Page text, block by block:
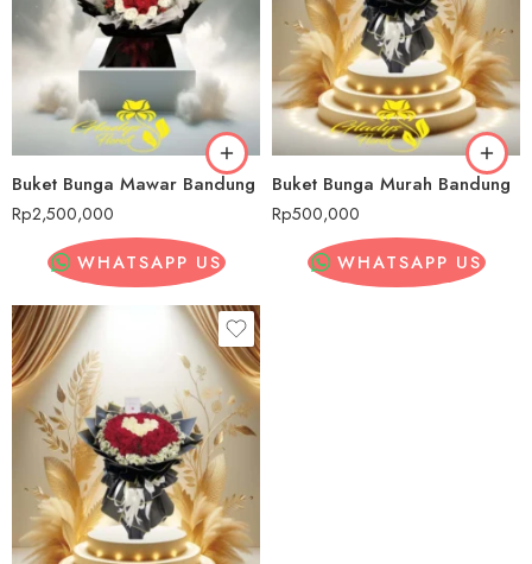
Buket Bunga Mawar Bandung
Rp2,500,000
WHATSAPP US
Buket Bunga Murah Bandung
Rp500,000
WHATSAPP US